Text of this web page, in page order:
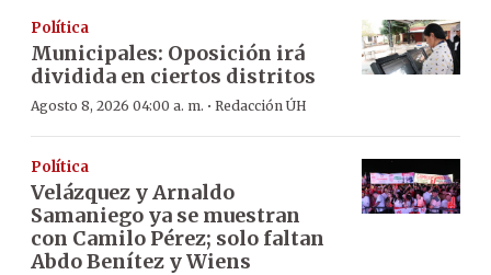
Política
Municipales: Oposición irá
dividida en ciertos distritos
Agosto 8, 2026 04:00 a. m. · Redacción ÚH
Política
Velázquez y Arnaldo
Samaniego ya se muestran
con Camilo Pérez; solo faltan
Abdo Benítez y Wiens